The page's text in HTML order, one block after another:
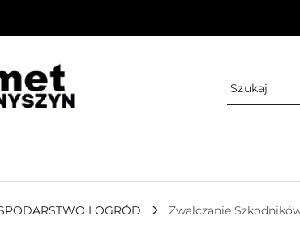
I OGRÓD Zwalczanie